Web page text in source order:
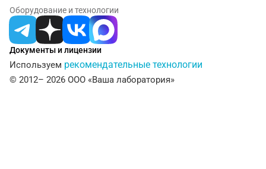
Павловский посад
Пенза
Пермь
Петрозаводск
Документы и лицензии
Используем рекомендательные технологии
© 2012– 2026 ООО «Ваша лаборатория»
Оборудование и технологии